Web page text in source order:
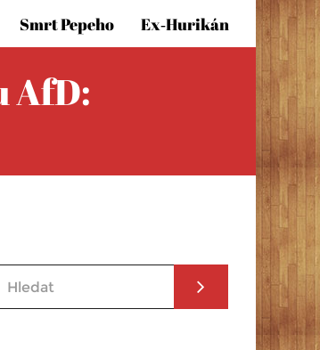
Smrt Pepeho Ex‑hurikán
AfD: